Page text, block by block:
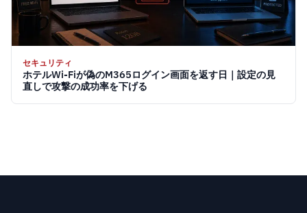
セキュリティ
ホテルWi-Fiが偽のM365ログイン画面を返す日｜設定の見
直しで攻撃の成功率を下げる